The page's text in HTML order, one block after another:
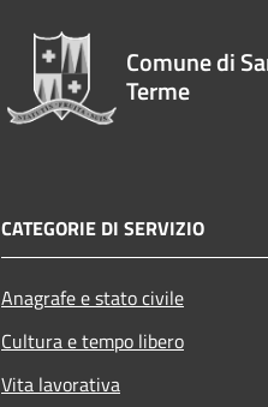
Comune di
Terme
CATEGORIE DI SERVIZIO
Anagrafe e stato civile
Cultura e tempo libero
Vita lavorativa